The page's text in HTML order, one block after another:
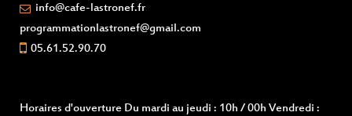
info@cafe-lastronef.fr
programmationlastronef@gmail.com
05.61.52.90.70
Horaires d'ouverture Du mardi au jeudi : 10h / 00h Vendredi :